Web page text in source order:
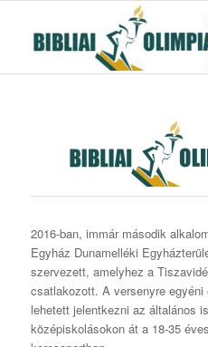
2016-ban, immár második
Egyház Dunamelléki
szervezett, amelyhez a
csatlakozott. A versenyre
lehetett jelentkezni az általános
középiskolásokon át a 18-35